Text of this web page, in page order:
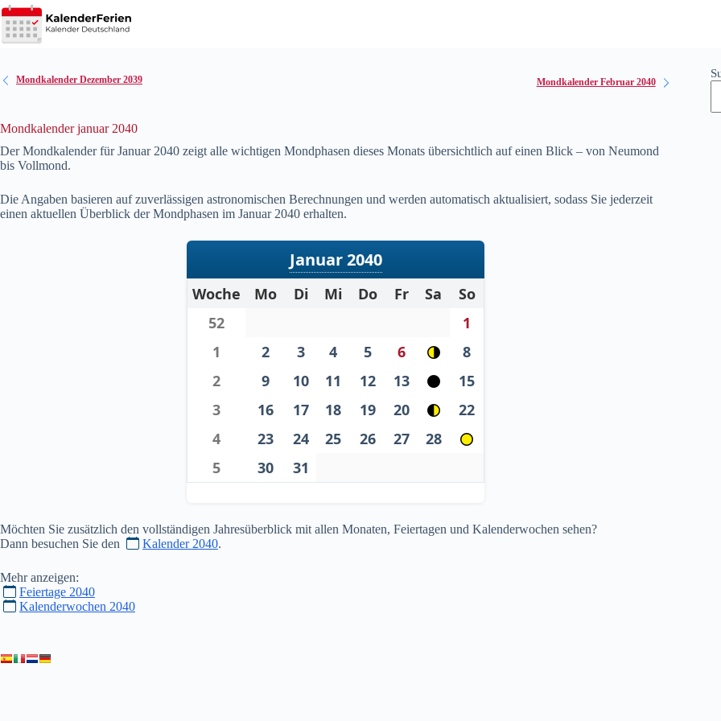
Zum
Inhalt
springen
Mondkalender Dezember 2039 Mondkalender Februar 2040
Mondkalender januar 2040
Der Mondkalender für Januar 2040 zeigt alle wichtigen Mondphasen dieses Monats übersichtlich auf einen Blick – von Neumond
bis Vollmond.
Die Angaben basieren auf zuverlässigen astronomischen Berechnungen und werden automatisch aktualisiert, sodass Sie jederzeit
einen aktuellen Überblick der Mondphasen im Januar 2040 erhalten.
Januar 2040
Woche Mo Di Mi Do Fr Sa
So
52
1
1
2 3 4 5 6
8
2
9 10 11 12 13
15
3
16 17 18 19 20
22
4
23 24 25 26 27
28
5
30 31
Möchten Sie zusätzlich den vollständigen Jahresüberblick mit allen Monaten, Feiertagen und Kalenderwochen sehen?
Dann besuchen Sie den
Kalender 2040.
Mehr anzeigen:
Feiertage 2040
Kalenderwochen 2040